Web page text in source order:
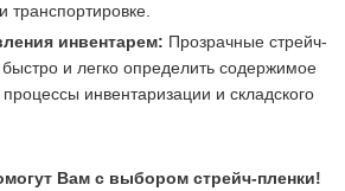
транспортировке.
инвентарем: Прозрачные стрейч-
и легко определить содержимое
инвентаризации и складского
Вам с выбором стрейч-пленки!